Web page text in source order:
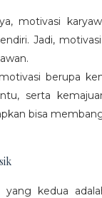
motivasi
Jadi,
berupa
serta
bisa
yang kedua